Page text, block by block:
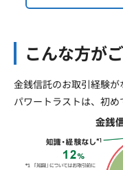
こんな方が
金銭信託のお取引経験が
パワートラストは、初め